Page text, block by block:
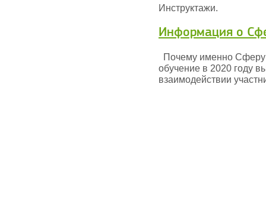
Инструктажи.
Информация о
Почему именно
обучение в 2020 году
взаимодействии